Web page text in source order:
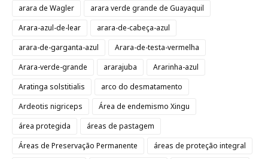
arara de Wagler
arara verde grande de Guayaquil
Arara-azul-de-lear
arara-de-cabeça-azul
arara-de-garganta-azul
Arara-de-testa-vermelha
Arara-verde-grande
ararajuba
Ararinha-azul
Aratinga solstitialis
arco do desmatamento
Ardeotis nigriceps
Área de endemismo Xingu
área protegida
áreas de pastagem
Áreas de Preservação Permanente
áreas de proteção integral